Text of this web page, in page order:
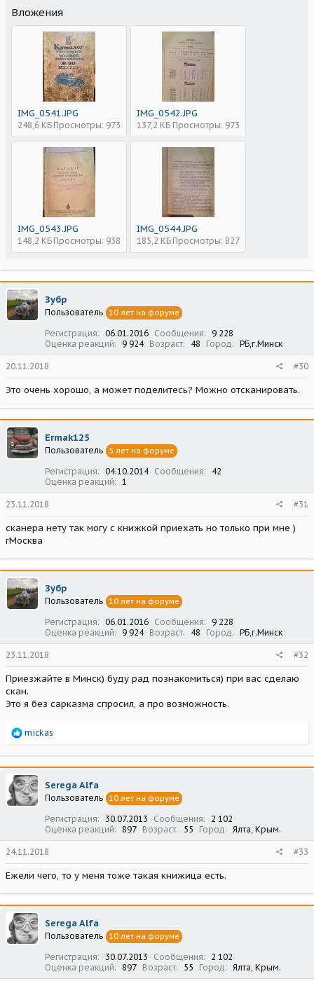
Вложения
IMG_0541.JPG
248,6 КБ Просмотры: 973
IMG_0542.JPG
137,2 КБ Просмотры: 973
IMG_0543.JPG
148,2 КБ Просмотры: 938
IMG_0544.JPG
185,2 КБ Просмотры: 827
Зубр
Пользователь 10 лет на форуме
Регистрация 06.01.2016 Сообщения
9 228
Оценка реакций
9 924 Возраст 48 Город РБ,г.Минск
20.11.2018 #30
Это очень хорошо, а может поделитесь? Можно отсканировать.
Ermak125
Пользователь 5 лет на форуме
Регистрация 04.10.2014 Сообщения
42
Оценка реакций
1
23.11.2018 #31
сканера нету так могу с книжкой приехать но только при мне )
гМосква
Зубр
Пользователь 10 лет на форуме
Регистрация 06.01.2016 Сообщения
9 228
Оценка реакций
9 924 Возраст 48 Город РБ,г.Минск
23.11.2018 #32
Приезжайте в Минск) буду рад познакомиться) при вас сделаю
скан.
Это я без сарказма спросил, а про возможность.
Р
а
к
ц
и
и
mickas
Serega Alfa
Пользователь 10 лет на форуме
Регистрация 30.07.2013 Сообщения
2 102
Оценка реакций
897 Возраст 55 Город Ялта, Крым.
24.11.2018 #33
Ежели чего, то у меня тоже такая книжица есть.
Serega Alfa
Пользователь 10 лет на форуме
Регистрация 30.07.2013 Сообщения
2 102
Оценка реакций
897 Возраст 55 Город Ялта, Крым.